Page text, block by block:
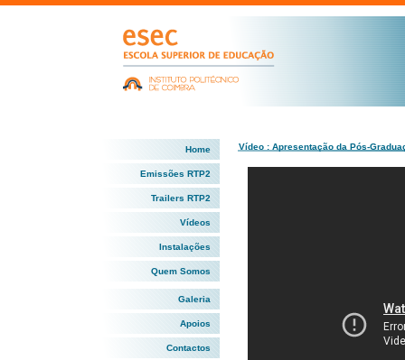
Home
Emissões RTP2
Trailers RTP2
Vídeos
Instalações
Quem Somos
Galeria
Apoios
Contactos
Vídeo : Apresentação da Pós-